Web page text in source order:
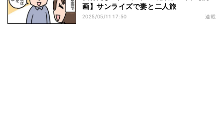
画】サンライズで妻と二人旅
2025/05/11 17:50 連載